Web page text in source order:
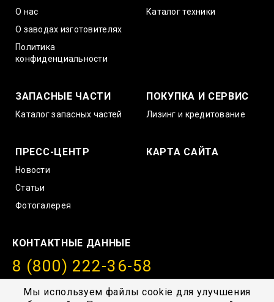
Мы используем файлы cookie для улучшения
О нас
О заводах изготовителях
Политика
конфиденциальности
Каталог техники
ЗАПАСНЫЕ ЧАСТИ
Каталог запасных частей
ПОКУПКА И СЕРВИС
Лизинг и кредитование
ПРЕСС-ЦЕНТР
Новости
Статьи
Фотогалерея
КАРТА САЙТА
КОНТАКТНЫЕ ДАННЫЕ
8 (800) 222-36-58
info@amurstroy.su